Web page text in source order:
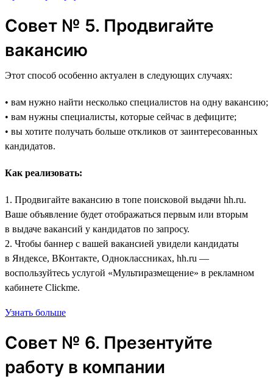
Совет № 5. Продвигайте
вакансию
Этот способ особенно актуален в следующих случаях:
• вам нужно найти несколько специалистов на одну вакансию;
• вам нужны специалисты, которые сейчас в дефиците;
• вы хотите получать больше откликов от заинтересованных
кандидатов.
Как реализовать:
1. Продвигайте вакансию в топе поисковой выдачи hh.ru.
Ваше объявление будет отображаться первым или вторым
в выдаче вакансий у кандидатов по запросу.
2. Чтобы баннер с вашей вакансией увидели кандидаты
в Яндексе, ВКонтакте, Одноклассниках, hh.ru —
воспользуйтесь услугой «Мультиразмещение» в рекламном
кабинете Clickme.
Узнать больше
Совет № 6. Презентуйте
работу в компании